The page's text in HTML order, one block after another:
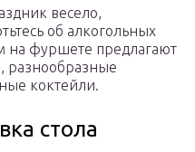
весело,
об алкогольных
на фуршете предлагают
разнообразные
коктейли.
стола